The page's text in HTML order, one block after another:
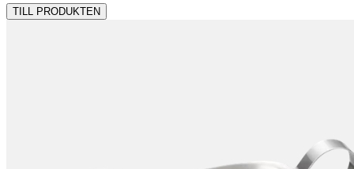
TILL PRODUKTEN